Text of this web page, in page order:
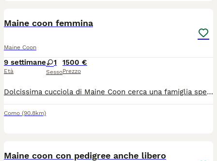
Maine coon femmina
Maine Coon
9 settimane
Età
1
Sesso
1500 €
Prezzo
Dolcissima cucciola di Maine Coon cerca una famiglia speciale ❤️ Nata il 2 giugno, questa splendida femminuccia di Maine Coon è pronta a trovare la sua famiglia per la vita. È una micina dolcissima, ama le coccole e ricambia con tanto affetto. È anche molto giocherellona e curiosa, perfetta per portare allegria in casa. Utilizza già la lettiera con sicurezza, è cresciuta in un ambiente familiare ed è abituata alla presenza di altri gatti. Verrà affidata esclusivamente a una famiglia amorevole e responsabile, che possa garantirle tutte le cure, l'attenzione e l'affetto di cui ha bisogno. Si richiede il rispetto di alcune semplici condizioni per assicurare il suo benessere e una vita serena. Per maggiori informazioni o per conoscerla, non esitate a contattarmi.
Como (90.8km)
Maine coon con pedigree anche libero